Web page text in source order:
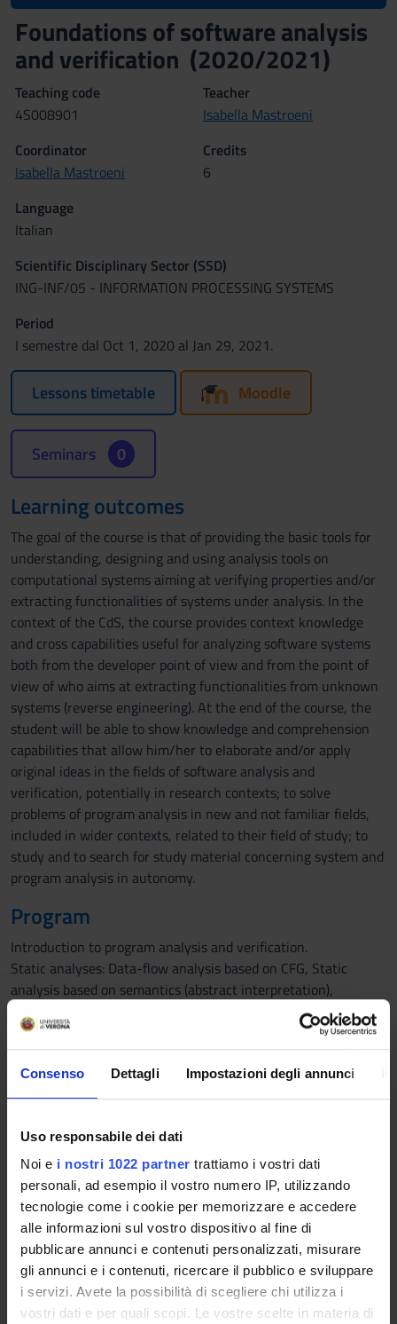
Consenso Dettagli Impostazioni degli annunci
Uso responsabile dei dati
Noi e i nostri 1022 partner trattiamo i vostri dati
personali, ad esempio il vostro numero IP, utilizzando
tecnologie come i cookie per memorizzare e accedere
alle informazioni sul vostro dispositivo al fine di
pubblicare annunci e contenuti personalizzati, misurare
gli annunci e i contenuti, ricercare il pubblico e sviluppare
i servizi. Avete la possibilità di scegliere chi utilizza i
vostri dati e per quali scopi. Le vostre scelte in materia di
Foundations of software analysis
and verification (2020/2021)
Teaching code
4S008901
Teacher
Isabella Mastroeni
Coordinator
Isabella Mastroeni
Credits
6
Language
Italian
Scientific Disciplinary Sector (SSD)
ING-INF/05 - INFORMATION PROCESSING SYSTEMS
Period
I semestre dal Oct 1, 2020 al Jan 29, 2021.
Lessons timetable Moodle
Seminars 0
Learning outcomes
The goal of the course is that of providing the basic tools for
understanding, designing and using analysis tools on
computational systems aiming at verifying properties and/or
extracting functionalities of systems under analysis. In the
context of the CdS, the course provides context knowledge
and cross capabilities useful for analyzing software systems
both from the developer point of view and from the point of
view of who aims at extracting functionalities from unknown
systems (reverse engineering). At the end of the course, the
student will be able to show knowledge and comprehension
capabilities that allow him/her to elaborate and/or apply
original ideas in the fields of software analysis and
verification, potentially in research contexts; to solve
problems of program analysis in new and not familiar fields,
included in wider contexts, related to their field of study; to
study and to search for study material concerning system and
program analysis in autonomy.
Program
Introduction to program analysis and verification.
Static analyses: Data-flow analysis based on CFG, Static
analysis based on semantics (abstract interpretation),
numerical analysis, alias and inter-procedural analysis (nods)
Dynamic analyses: Formal foundations of testing, Monitoring.
Verification: Model checking
Slicing: Transformation technique for program analysis and
verification.
Reference texts
AUTHOR TITLE
PUBLISHING
HOUSE
YEAR
Seidl,
Helmut,
Wilhelm,
Reinhard,
Hack,
Compiler
Design
Analysis and
Transformation
(Edizione 1)
Springer